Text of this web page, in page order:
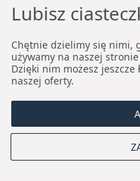
Nasze biura
Biuro nieruchomości
Biuro nieruchomości
O nas
Lubisz
Chętnie dzielimy się nimi,
używamy na naszej
Dzięki nim możesz
naszej oferty.